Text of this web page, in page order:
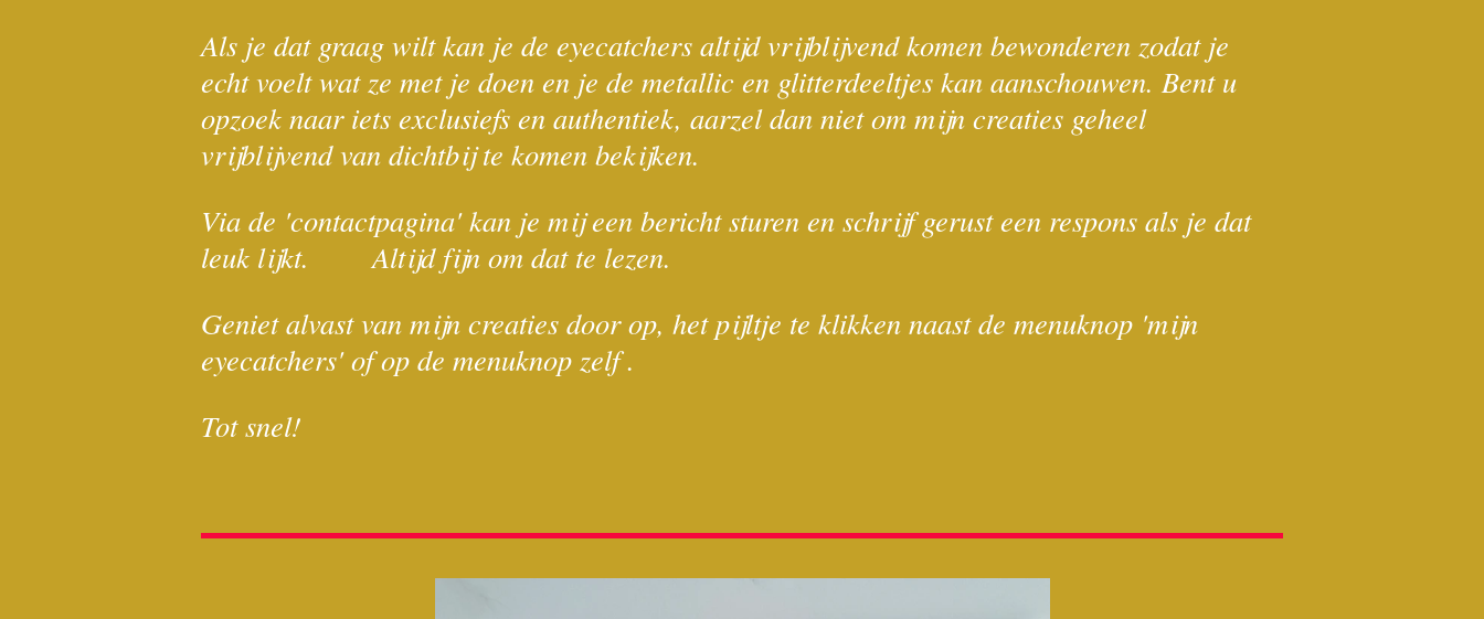
Als je dat graag wilt kan je de eyecatchers altijd vrijblijvend komen bewonderen zodat je
echt voelt wat ze met je doen en je de metallic en glitterdeeltjes kan aanschouwen. Bent u
opzoek naar iets exclusiefs en authentiek, aarzel dan niet om mijn creaties geheel
vrijblijvend van dichtbij te komen bekijken.
Via de 'contactpagina' kan je mij een bericht sturen en schrijf gerust een respons als je dat
leuk lijkt. Altijd fijn om dat te lezen.
Geniet alvast van mijn creaties door op, het pijltje te klikken naast de menuknop 'mijn
eyecatchers' of op de menuknop zelf .
Tot snel!